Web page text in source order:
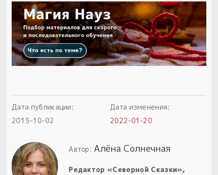
Дата публикации:
2015-10-02
Дата изменения:
2022-01-20
Автор:Алёна Солнечная
Редактор «Северной Сказки»,